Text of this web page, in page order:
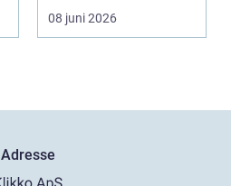
mørke, ut...
08 juni 2026
Adresse